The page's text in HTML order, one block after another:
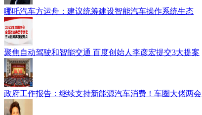
哪吒汽车方运舟：建议统筹建设智能汽车操作系统生态
聚焦自动驾驶和智能交通 百度创始人李彦宏提交3大提案
政府工作报告：继续支持新能源汽车消费！车圈大佬两会